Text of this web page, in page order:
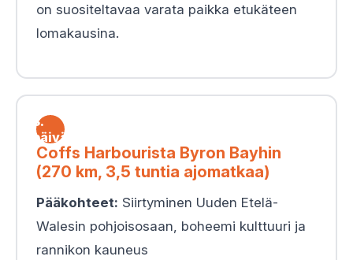
on suositeltavaa varata paikka etukäteen
lomakausina.
3.
päivä
Coffs Harbourista Byron Bayhin
(270 km, 3,5 tuntia ajomatkaa)
Pääkohteet: Siirtyminen Uuden Etelä-
Walesin pohjoisosaan, boheemi kulttuuri ja
rannikon kauneus